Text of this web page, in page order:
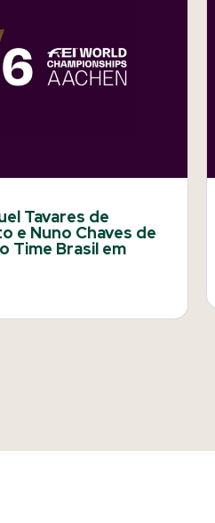
Tavares de
e Nuno Chaves de
Time Brasil em